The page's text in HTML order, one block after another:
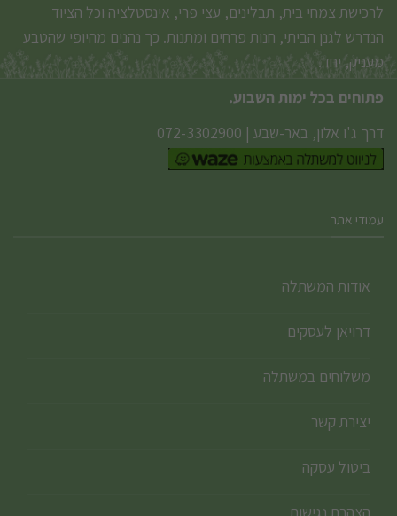
לרכישת צמחי בית, תבלינים, עצי פרי, אינסטלציה וכל הציוד
הנדרש לגנן הביתי, חנות פרחים ומתנות. כך נהנים מהיופי שהטבע
מעניק, יחד.
פתוחים בכל ימות השבוע.
דרך ג'ו אלון, באר-שבע |
072-3302900
עמודי אתר
אודות המשתלה
דרויאן לעסקים
משלוחים במשתלה
יצירת קשר
ביטול עסקה